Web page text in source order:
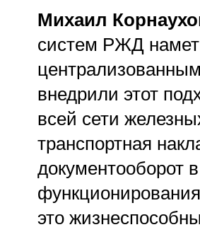
Михаил
систем РЖД
внедрили этот
всей сети
транспортная
документооборот
это